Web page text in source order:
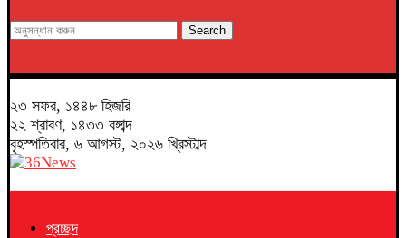
Search
২৩ সফর, ১৪৪৮ হিজরি
২২ শ্রাবণ, ১৪৩৩ বঙ্গাব্দ
বৃহস্পতিবার, ৬ আগস্ট, ২০২৬ খ্রিস্টাব্দ
প্রচ্ছদ